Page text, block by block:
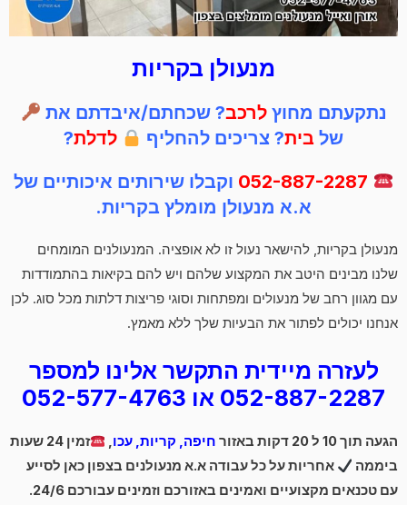
מנעולן בקריות
נתקעתם מחוץלרכב? שכחתם/איבדתם את
של בית? צריכים להחליף לדלת?
052-887-2287 וקבלו שירותים איכותיים של
א.א מנעולן מומלץ בקריות.
מנעולן בקריות, להישאר נעול זו לא אופציה. המנעולנים המומחים
שלנו מבינים היטב את המקצוע שלהם ויש להם בקיאות בהתמודדות
עם מגוון רחב של מנעולים ומפתחות וסוגי פריצות דלתות מכל סוג. לכן
אנחנו יכולים לפתור את הבעיות שלך ללא מאמץ.
לעזרה מיידית התקשר אלינו למספר
052-887-2287 או 052-577-4763
הגעה תוך 10 ל 20 דקות באזור חיפה, קריות, עכו,
זמין 24 שעות
ביממה
אחריות על כל עבודה א.א מנעולנים בצפון כאן לסייע
עם טכנאים מקצועיים ואמינים באזורכם וזמינים עבורכם 24/6.